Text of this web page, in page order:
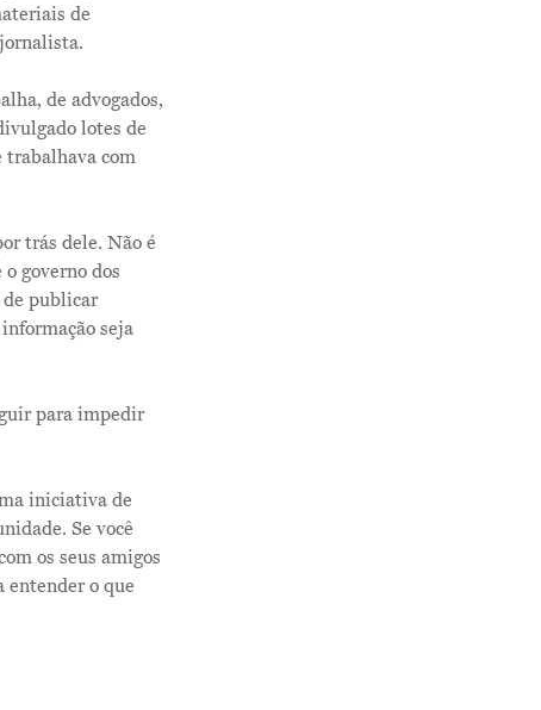
de
de advogados,
lotes de
trabalhava com
trás dele. Não é
governo dos
de publicar
seja
para impedir
iniciativa de
Se você
os seus amigos
entender o que